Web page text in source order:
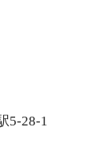
5-28-1